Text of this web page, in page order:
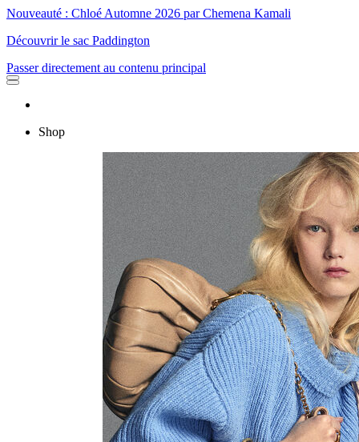
Nouveauté : Chloé Automne 2026 par Chemena Kamali
Découvrir le sac Paddington
Passer directement au contenu principal
Shop